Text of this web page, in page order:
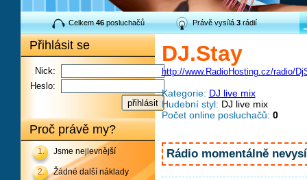
Celkem46posluchačů Právě vysílá3rádií
Přihlásit se
Nick:
Heslo:
Proč právě my?
1. Jsme nejlevnější
2. Žádné další náklady
DJ.Stay
http://www.RadioHosting.cz/radio/
Kategorie: DJ live mix
Hudební styl: DJ live mix
Počet online posluchačů: 0
Rádio momentálně